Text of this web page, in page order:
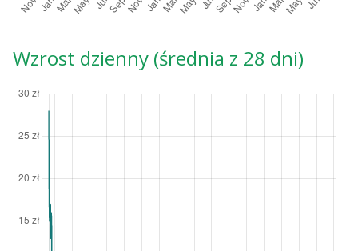
Wzrost dzienny (średnia z 28 dni)